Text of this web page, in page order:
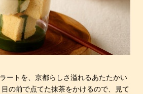
ートを、京都らしさ溢れるあたたかい
の前で点てた抹茶をかけるので、見て